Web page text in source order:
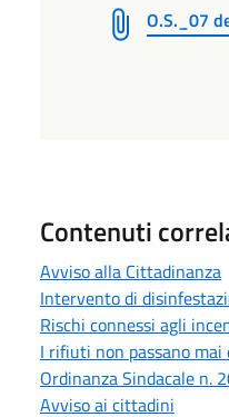
O.S._07
Contenuti
Avviso alla Cittadinanza
Intervento di
Rischi connessi agli
I rifiuti non passano mai
Ordinanza Sindacale n.
Avviso ai cittadini